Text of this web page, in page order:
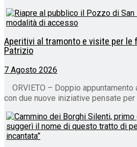
Aperitivi al tramonto e visite per le
Patrizio
7 Agosto 2026
ORVIETO – Doppio
con due nuove iniziative pensate per